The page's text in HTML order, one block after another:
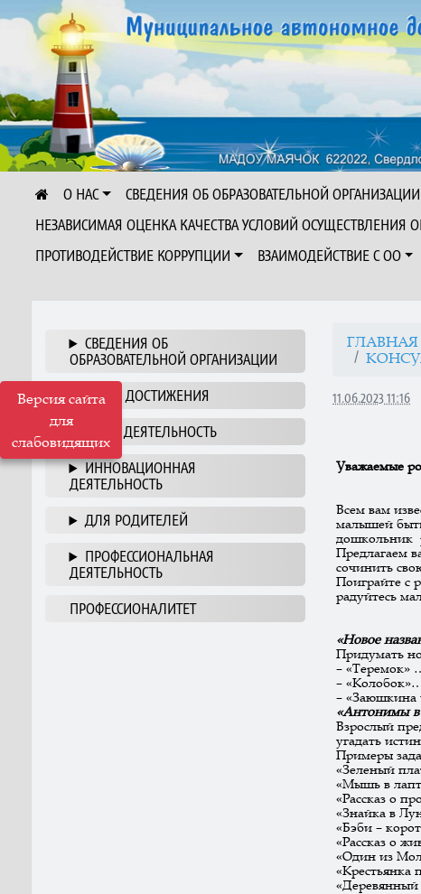
Версия сайта
для
слабовидящих
О НАС СВЕДЕНИЯ ОБ ОБРАЗОВАТЕЛЬНОЙ ОРГАНИЗАЦИИ
НЕЗАВИСИМАЯ ОЦЕНКА КАЧЕСТВА УСЛОВИЙ ОСУЩЕСТВЛЕНИЯ
ПРОТИВОДЕЙСТВИЕ КОРРУПЦИИ
ВЗАИМОДЕЙСТВИЕ С ОО
СВЕДЕНИЯ ОБ
ОБРАЗОВАТЕЛЬНОЙ ОРГАНИЗАЦИИ
НАШИ ДОСТИЖЕНИЯ
НАША ДЕЯТЕЛЬНОСТЬ
ИННОВАЦИОННАЯ
ДЕЯТЕЛЬНОСТЬ
ДЛЯ РОДИТЕЛЕЙ
ПРОФЕССИОНАЛЬНАЯ
ДЕЯТЕЛЬНОСТЬ
ПРОФЕССИОНАЛИТЕТ
ГЛАВНАЯ
11.06.2023 11:16
Уважаемые
Всем вам
малышей
дошкольник
Предлагаем
сочинить
Поиграйте с
радуйтесь
«Новое
Придумать
– «Теремок»
–
– «Заюшкина
«Антонимы в
Взрослый
угадать
Примеры
«Зеленый
«Мышь в
«Рассказ о
«Знайка в
«Бэби –
«Рассказ о
«Один из
«Крестьянка
«Деревянный